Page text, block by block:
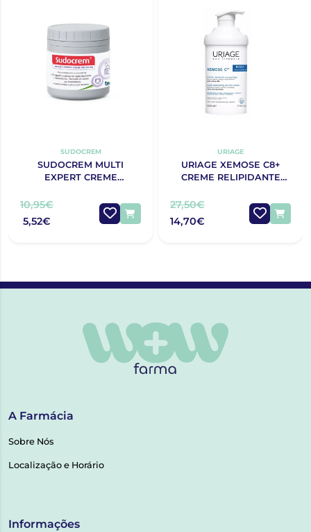
SUDOCREM
SUDOCREM MULTI
EXPERT CREME
10,95€
5,52€
URIAGE
URIAGE XEMOSE C8+
CREME RELIPIDANTE
27,50€
14,70€
A Farmácia
Sobre Nós
Localização e Horário
Informações